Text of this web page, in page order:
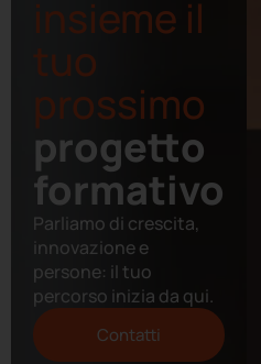
insieme il
tuo
prossimo
progetto
formativo
Parliamo di crescita,
innovazione e
persone: il tuo
percorso inizia da qui.
Contatti